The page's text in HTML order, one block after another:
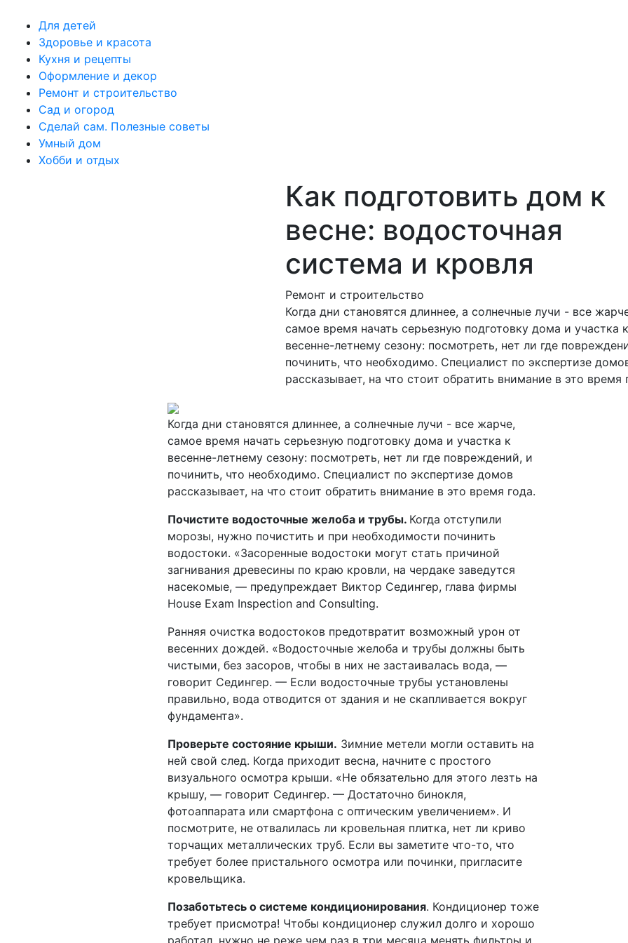
Для детей
Здоровье и красота
Кухня и рецепты
Оформление и декор
Ремонт и строительство
Сад и огород
Сделай сам. Полезные советы
Умный дом
Хобби и отдых
Как подготовить дом к
весне: водосточная
система и кровля
Ремонт и строительство
Когда дни становятся длиннее, а солнечные лучи - все
самое время начать серьезную подготовку дома и участка к
весенне-летнему сезону: посмотреть, нет ли где
починить, что необходимо. Специалист по экспертизе
рассказывает, на что стоит обратить внимание в это время
Когда дни становятся длиннее, а солнечные лучи - все жарче,
самое время начать серьезную подготовку дома и участка к
весенне-летнему сезону: посмотреть, нет ли где повреждений, и
починить, что необходимо. Специалист по экспертизе домов
рассказывает, на что стоит обратить внимание в это время года.
Почистите водосточные желоба и трубы. Когда отступили
морозы, нужно почистить и при необходимости починить
водостоки. «Засоренные водостоки могут стать причиной
загнивания древесины по краю кровли, на чердаке заведутся
насекомые, — предупреждает Виктор Седингер, глава фирмы
House Exam Inspection and Consulting.
Ранняя очистка водостоков предотвратит возможный урон от
весенних дождей. «Водосточные желоба и трубы должны быть
чистыми, без засоров, чтобы в них не застаивалась вода, —
говорит Седингер. — Если водосточные трубы установлены
правильно, вода отводится от здания и не скапливается вокруг
фундамента».
Проверьте состояние крыши. Зимние метели могли оставить на
ней свой след. Когда приходит весна, начните с простого
визуального осмотра крыши. «Не обязательно для этого лезть на
крышу, — говорит Седингер. — Достаточно бинокля,
фотоаппарата или смартфона с оптическим увеличением». И
посмотрите, не отвалилась ли кровельная плитка, нет ли криво
торчащих металлических труб. Если вы заметите что-то, что
требует более пристального осмотра или починки, пригласите
кровельщика.
Позаботьтесь о системе кондиционирования. Кондиционер тоже
требует присмотра! Чтобы кондиционер служил долго и хорошо
работал, нужно не реже чем раз в три месяца менять фильтры и